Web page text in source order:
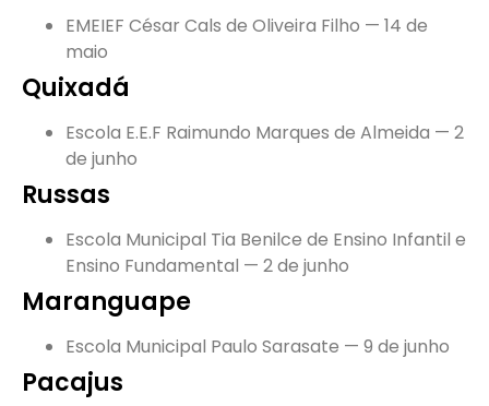
EMEIEF César Cals de Oliveira Filho — 14 de
maio
Quixadá
Escola E.E.F Raimundo Marques de Almeida — 2
de junho
Russas
Escola Municipal Tia Benilce de Ensino Infantil e
Ensino Fundamental — 2 de junho
Maranguape
Escola Municipal Paulo Sarasate — 9 de junho
Pacajus